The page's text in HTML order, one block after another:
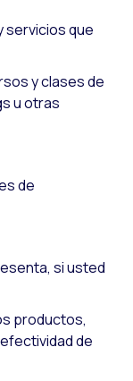
servicios que
y clases de
u otras
de
si usted
productos,
de